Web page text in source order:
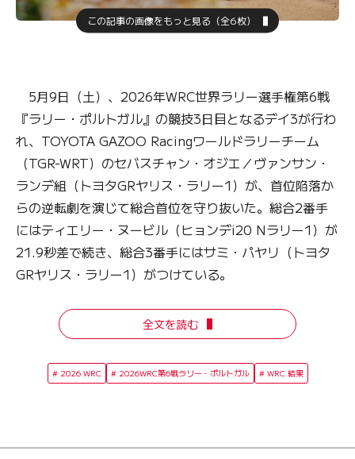
この記事の画像をもっと見る（全6枚）
5月9日（土）、2026年WRC世界ラリー選手権第6戦
『ラリー・ポルトガル』の競技3日目となるデイ3が行わ
れ、TOYOTA GAZOO Racingワールドラリーチーム
（TGR-WRT）のセバスチャン・オジエ／ヴァンサン・
ランデ組（トヨタGRヤリス・ラリー1）が、首位陥落か
らの逆転劇を演じて総合首位を守り抜いた。総合2番手
にはティエリー・ヌービル（ヒョンデi20 Nラリー1）が
21.9秒差で続き、総合3番手にはサミ・パヤリ（トヨタ
GRヤリス・ラリー1）がつけている。
全文を読む
2026 WRC 2026WRC第6戦ラリー・ポルトガル WRC 結果